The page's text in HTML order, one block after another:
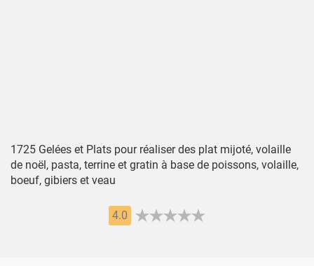
1725 Gelées et Plats pour réaliser des plat mijoté, volaille
de noël, pasta, terrine et gratin à base de poissons, volaille,
boeuf, gibiers et veau
4.0